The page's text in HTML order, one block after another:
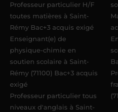
Professeur particulier H/F
toutes matières à Saint-
Rémy Bac+3 acquis exigé
Enseignant(e) de
physique-chimie en
soutien scolaire à Saint-
Rémy (71100) Bac+3 acquis
exigé
Professeur particulier tous
niveaux d'anglais à Saint-